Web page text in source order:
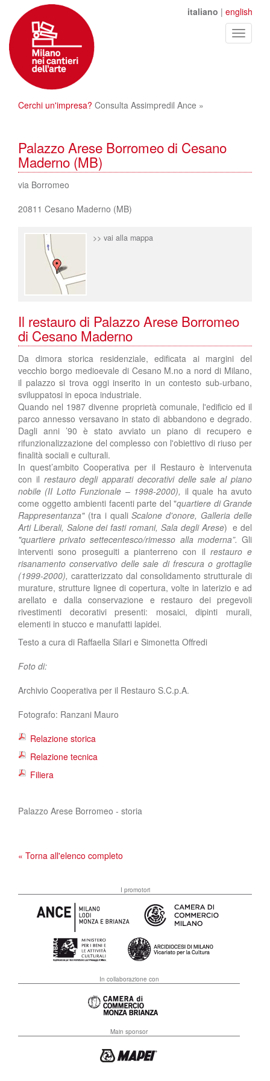
Toggle
Cerchi un'impresa? Consulta Assimpredil Ance »
italiano | english
Palazzo Arese Borromeo di Cesano
Maderno (MB)
via Borromeo
20811 Cesano Maderno (MB)
>> vai alla mappa
Il restauro di Palazzo Arese Borromeo
di Cesano Maderno
Da dimora storica residenziale, edificata ai margini del
vecchio borgo medioevale di Cesano M.no a nord di Milano,
il palazzo si trova oggi inserito in un contesto sub-urbano,
sviluppatosi in epoca industriale.
Quando nel 1987 divenne proprietà comunale, l'edificio ed il
parco annesso versavano in stato di abbandono e degrado.
Dagli anni ’90 è stato avviato un piano di recupero e
rifunzionalizzazione del complesso con l'obiettivo di riuso per
finalità sociali e culturali.
In quest’ambito Cooperativa per il Restauro è intervenuta
con il restauro degli apparati decorativi delle sale al piano
nobile (II Lotto Funzionale – 1998-2000), il quale ha avuto
come oggetto ambienti facenti parte del "quartiere di Grande
Rappresentanza" (tra i qualiScalone d'onore, Galleria delle
Arti Liberali, Salone dei fasti romani, Sala degli Arese) e del
"quartiere privato settecentesco/rimesso alla moderna”. Gli
interventi sono proseguiti a pianterreno con il restauro e
risanamento conservativo delle sale di frescura o grottaglie
(1999-2000), caratterizzato dal consolidamento strutturale di
murature, strutture lignee di copertura, volte in laterizio e ad
arellato e dalla conservazione e restauro dei pregevoli
rivestimenti decorativi presenti: mosaici, dipinti murali,
elementi in stucco e manufatti lapidei.
Testo a cura di Raffaella Silari e Simonetta Offredi
Foto di:
Archivio Cooperativa per il Restauro S.C.p.A.
Fotografo: Ranzani Mauro
Relazione storica
Relazione tecnica
Filiera
Palazzo Arese Borromeo - storia
« Torna all'elenco completo
I promotori
In collaborazione con
Main sponsor